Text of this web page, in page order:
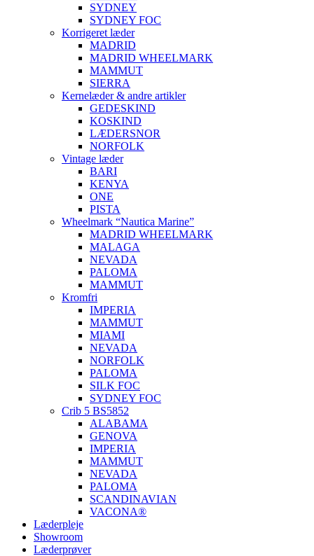
SYDNEY
SYDNEY FOC
Korrigeret læder
MADRID
MADRID WHEELMARK
MAMMUT
SIERRA
Kernelæder & andre artikler
GEDESKIND
KOSKIND
LÆDERSNOR
NORFOLK
Vintage læder
BARI
KENYA
ONE
PISTA
Wheelmark “Nautica Marine”
MADRID WHEELMARK
MALAGA
NEVADA
PALOMA
MAMMUT
Kromfri
IMPERIA
MAMMUT
MIAMI
NEVADA
NORFOLK
PALOMA
SILK FOC
SYDNEY FOC
Crib 5 BS5852
ALABAMA
GENOVA
IMPERIA
MAMMUT
NEVADA
PALOMA
SCANDINAVIAN
VACONA®
Læderpleje
Showroom
Læderprøver